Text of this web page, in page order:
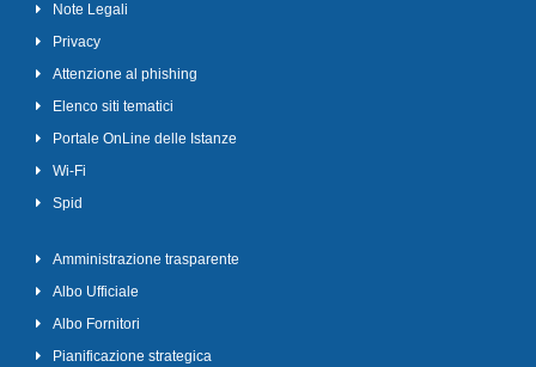
Note Legali
Privacy
Attenzione al phishing
Elenco siti tematici
Portale OnLine delle Istanze
Wi-Fi
Spid
Amministrazione trasparente
Albo Ufficiale
Albo Fornitori
Pianificazione strategica